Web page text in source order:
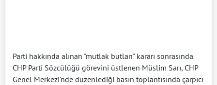
Parti hakkında alınan "mutlak butlan" kararı sonrasında
CHP Parti Sözcülüğü görevini üstlenen Müslim Sarı, CHP
Genel Merkezi'nde düzenlediği basın toplantısında çarpıcı